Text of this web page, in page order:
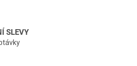
SLEVY